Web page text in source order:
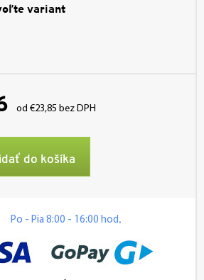
od €23,85 bez DPH
variant
do košíka
Po - Pia 8:00 - 16:00 hod .